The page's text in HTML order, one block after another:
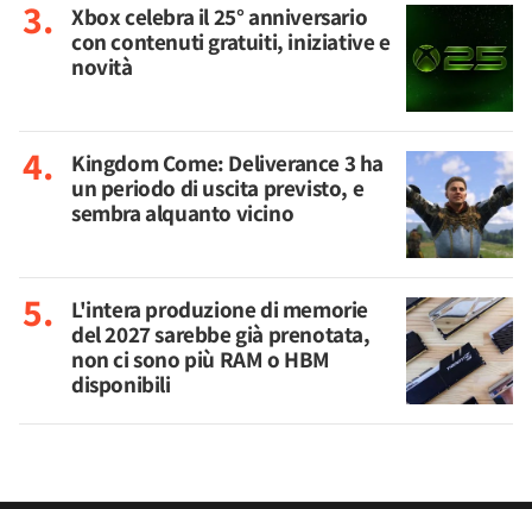
Xbox celebra il 25° anniversario
con contenuti gratuiti, iniziative e
novità
Kingdom Come: Deliverance 3 ha
un periodo di uscita previsto, e
sembra alquanto vicino
L'intera produzione di memorie
del 2027 sarebbe già prenotata,
non ci sono più RAM o HBM
disponibili